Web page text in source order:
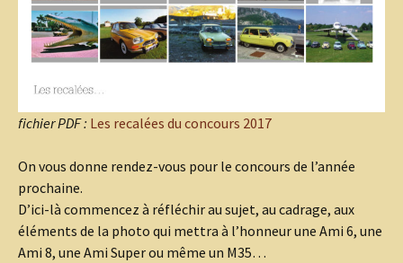
fichier PDF : Les recalées du concours 2017
On vous donne rendez-vous pour le concours de l’année
prochaine.
D’ici-là commencez à réfléchir au sujet, au cadrage, aux
éléments de la photo qui mettra à l’honneur une Ami 6, une
Ami 8, une Ami Super ou même un M35…